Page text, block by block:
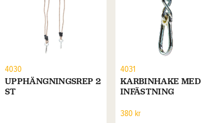
4030
UPPHÄNGNINGSREP 2
ST
4031
KARBINHAKE MED
INFÄSTNING
380 kr